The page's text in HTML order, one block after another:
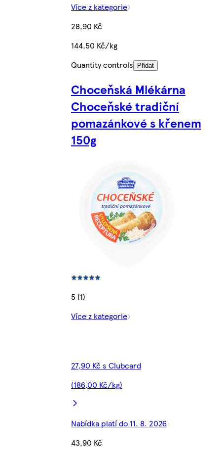
Více z kategorie
28,90 Kč
144,50 Kč/kg
Quantity controls
Přidat
Choceňská Mlékárna
Choceňské tradiční
pomazánkové s křenem
150g
5 (1)
Více z kategorie
27,90 Kč s Clubcard
(186,00 Kč/kg)
Nabídka platí do 11. 8. 2026
43,90 Kč